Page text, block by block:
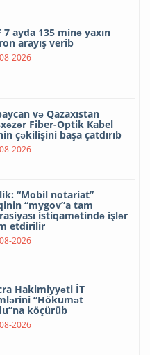
7 ayda 135 minə yaxın
arayış verib
2026
və Qazaxıstan
Fiber-Optik Kabel
çəkilişini başa çatdırıb
2026
“Mobil notariat”
“mygov”a tam
istiqamətində işlər
etdirilir
2026
Hakimiyyəti İT
“Hökumət
köçürüb
2026